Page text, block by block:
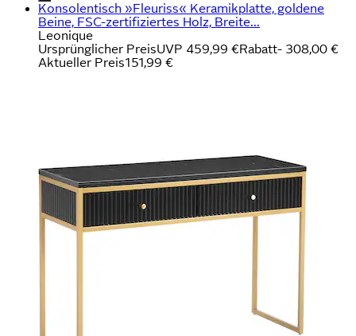
Konsolentisch »Fleuriss« Keramikplatte, goldene
Beine, FSC-zertifiziertes Holz, Breite...
Leonique
Ursprünglicher PreisUVP 459,99 €Rabatt- 308,00 €
Aktueller Preis151,99 €